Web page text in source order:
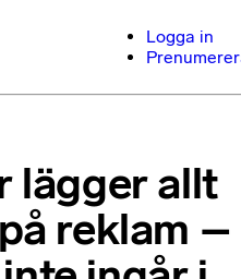
Logga in
lägger allt
reklam –